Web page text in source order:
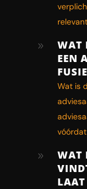
9
WAT
EEN
Wat is
9
WAT